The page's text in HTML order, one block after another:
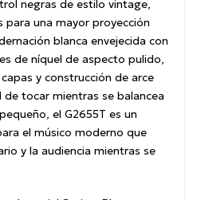
negras de estilo vintage,
una mayor proyección
blanca envejecida con
de níquel de aspecto pulido,
y construcción de arce
de tocar mientras se balancea
el G2655T es un
el músico moderno que
y la audiencia mientras se